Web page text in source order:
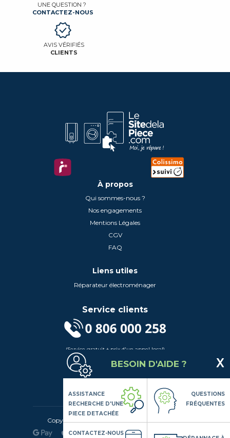
UNE QUESTION ?
CONTACTEZ-NOUS
AVIS VÉRIFIÉS
CLIENTS
À propos
Qui sommes-nous ?
Nos engagements
Mentions Légales
CGV
FAQ
Liens utiles
Réparateur électroménager
Service clients
(Service gratuit + prix d'un appel local)
Lundi au Vendredi de 9h à 18h
Contactez-Nous
Suivez-nous
Copyright© 2020 LSDLP, Tous droits réservés
BESOIN D'AIDE ?
ASSISTANCE
RECHERCHE D'UNE
PIECE DETACHÉE
QUESTIONS
FRÉQUENTES
CONTACTEZ-NOUS